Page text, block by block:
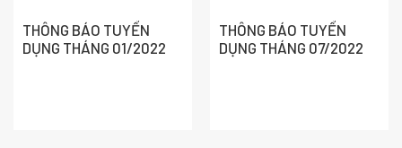
THÔNG BÁO TUYỂN
DỤNG THÁNG 01/2022
THÔNG BÁO TUYỂN
DỤNG THÁNG 07/2022